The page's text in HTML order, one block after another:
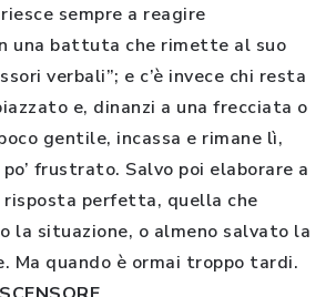
sempre a reagire
una battuta che rimette al suo
verbali”; e c’è invece chi resta
e, dinanzi a una frecciata o
gentile, incassa e rimane lì,
frustrato. Salvo poi elaborare a
perfetta, quella che
la situazione, o almeno salvato la
Ma quando è ormai troppo tardi.